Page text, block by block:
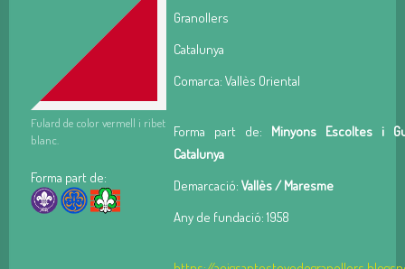
Fulard de color vermell i ribet
blanc.
Forma part de:
Granollers
Catalunya
Comarca: Vallès Oriental
Forma part de: Minyons Escoltes i
Catalunya
Demarcació: Vallès / Maresme
Any de fundació: 1958